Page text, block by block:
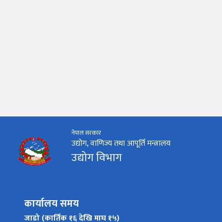
नेपाल सरकार
उद्योग, वाणिज्य तथा आपूर्ति मन्त्रालय
उद्योग विभाग
कार्यालय समय
जाडो (कार्तिक १६ देखि माघ १५)